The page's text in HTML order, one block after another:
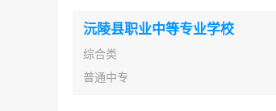
沅陵县职业中等专业学校
综合类
普通中专